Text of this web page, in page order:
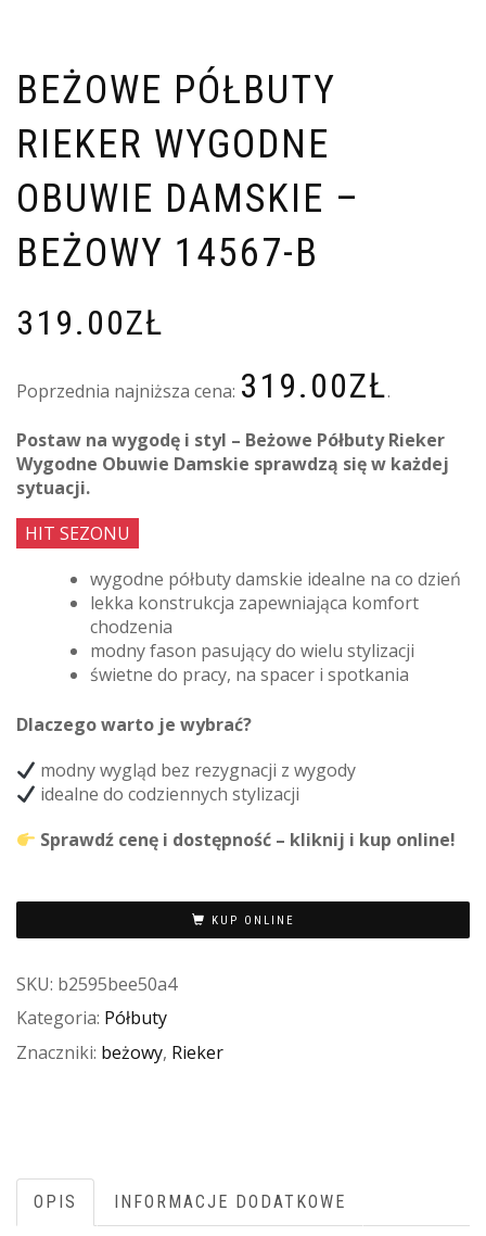
BEŻOWE PÓŁBUTY
RIEKER WYGODNE
OBUWIE DAMSKIE –
BEŻOWY 14567-B
319.00ZŁ
Poprzednia najniższa cena: 319.00ZŁ.
Postaw na wygodę i styl – Beżowe Półbuty Rieker
Wygodne Obuwie Damskie sprawdzą się w każdej
sytuacji.
HIT SEZONU
wygodne półbuty damskie idealne na co dzień
lekka konstrukcja zapewniająca komfort
chodzenia
modny fason pasujący do wielu stylizacji
świetne do pracy, na spacer i spotkania
Dlaczego warto je wybrać?
modny wygląd bez rezygnacji z wygody
idealne do codziennych stylizacji
Sprawdź cenę i dostępność – kliknij i kup online!
KUP ONLINE
SKU: b2595bee50a4
Kategoria: Półbuty
Znaczniki: beżowy, Rieker
OPIS INFORMACJE DODATKOWE